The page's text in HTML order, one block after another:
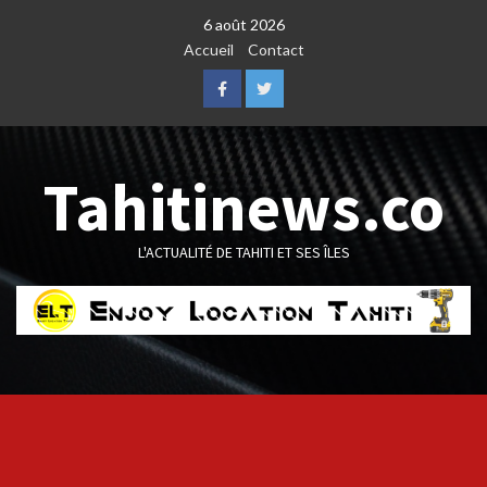
6 août 2026
Accueil
Contact
FacebookTwitter
Tahitinews.co
L'ACTUALITÉ DE TAHITI ET SES ÎLES